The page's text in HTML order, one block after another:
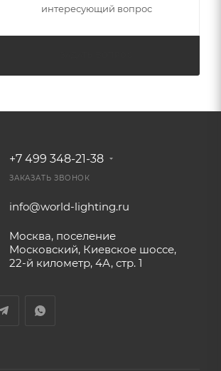
интересующий вопрос
+7 499 348-21-38
ЗАКАЗАТЬ ЗВОНОК
info@world-lighting.ru
Москва, поселение
Московский, Киевское шоссе,
22-й километр, 4А, стр. 1